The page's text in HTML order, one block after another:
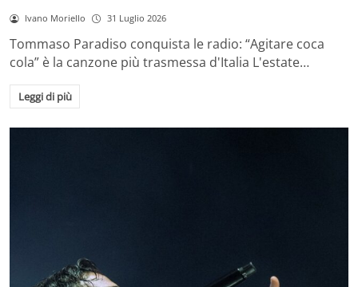
Ivano Moriello 31 Luglio 2026
Tommaso Paradiso conquista le radio: “Agitare coca
cola” è la canzone più trasmessa d'Italia L'estate…
Leggi di più